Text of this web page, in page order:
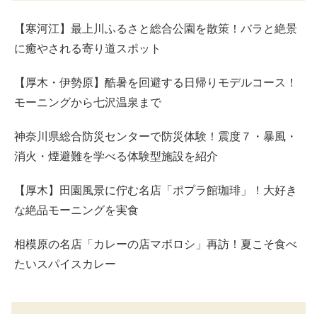
【寒河江】最上川ふるさと総合公園を散策！バラと絶景
に癒やされる寄り道スポット
【厚木・伊勢原】酷暑を回避する日帰りモデルコース！
モーニングから七沢温泉まで
神奈川県総合防災センターで防災体験！震度７・暴風・
消火・煙避難を学べる体験型施設を紹介
【厚木】田園風景に佇む名店「ポプラ館珈琲」！大好き
な絶品モーニングを実食
相模原の名店「カレーの店マボロシ」再訪！夏こそ食べ
たいスパイスカレー